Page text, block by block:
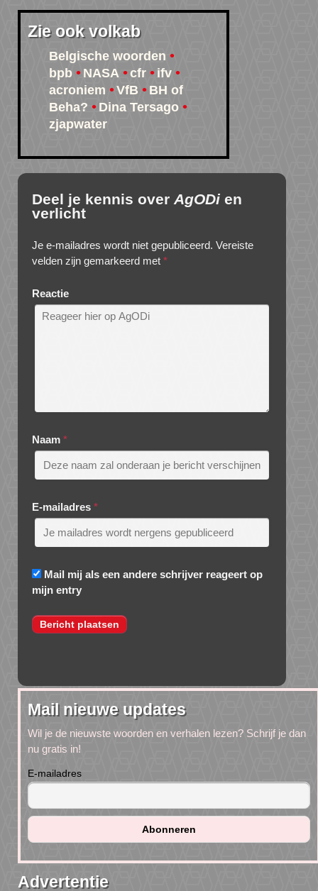
Zie ook volkab
Belgische woorden
bpb
NASA cfr
ifv
acroniem
VfB
BH of
Beha?
Dina Tersago
zjapwater
Deel je kennis over AgODi en
verlicht
Je e-mailadres wordt niet gepubliceerd. Vereiste
velden zijn gemarkeerd met *
Reactie
Naam *
E-mailadres *
Mail mij als een andere schrijver reageert op
mijn entry
Mail nieuwe updates
Wil je de nieuwste woorden en verhalen lezen? Schrijf je dan
nu gratis in!
E-mailadres
Advertentie